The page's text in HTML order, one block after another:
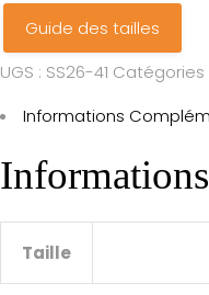
Guide des tailles
UGS : SS26-41 Catégories
Informations
Taille